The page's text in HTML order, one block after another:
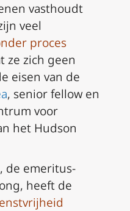
vasthoudt
veel
proces
ze zich geen
eisen van de
, senior fellow en
voor
het Hudson
, de emeritus-
heeft de